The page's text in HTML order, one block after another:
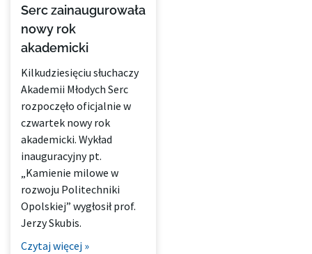
Serc zainaugurowała
nowy rok
akademicki
Kilkudziesięciu słuchaczy
Akademii Młodych Serc
rozpoczęło oficjalnie w
czwartek nowy rok
akademicki. Wykład
inauguracyjny pt.
„Kamienie milowe w
rozwoju Politechniki
Opolskiej” wygłosił prof.
Jerzy Skubis.
Czytaj więcej »